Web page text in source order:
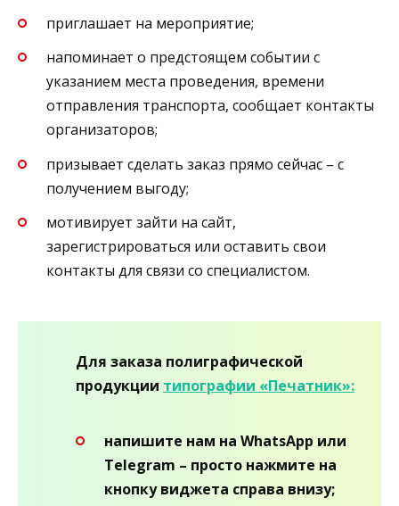
приглашает на мероприятие;
напоминает о предстоящем событии с
указанием места проведения, времени
отправления транспорта, сообщает контакты
организаторов;
призывает сделать заказ прямо сейчас – с
получением выгоду;
мотивирует зайти на сайт,
зарегистрироваться или оставить свои
контакты для связи со специалистом.
Для заказа полиграфической
продукции типографии «Печатник»:
напишите нам на WhatsApp или
Telegram – просто нажмите на
кнопку виджета справа внизу;